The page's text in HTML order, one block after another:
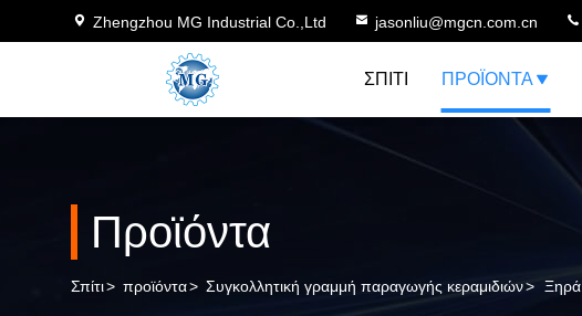
Zhengzhou MG Industrial Co.,Ltd jasonliu@mgcn.com.cn
ΣΠΊΤΙ ΠΡΟΪΌΝΤΑ
Προϊόντα
Σπίτι> προϊόντα> Συγκολλητική γραμμή παραγωγής κεραμιδιών> Ξηρά